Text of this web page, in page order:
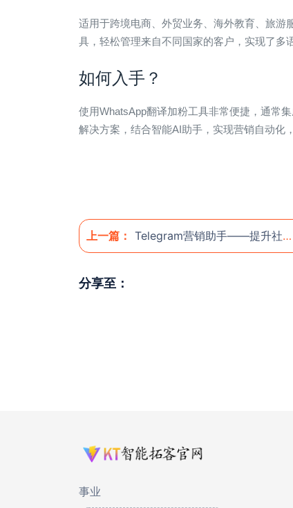
适用于跨境电商、外贸业务、海外教育、旅游
具，轻松管理来自不同国家的客户，实现了多
如何入手？
使用WhatsApp翻译加粉工具非常便捷，通常
解决方案，结合智能AI助手，实现营销自动化
上一篇： Telegram营销助手——提升社交营销效率的必备利器 🚀
分享至：
事业